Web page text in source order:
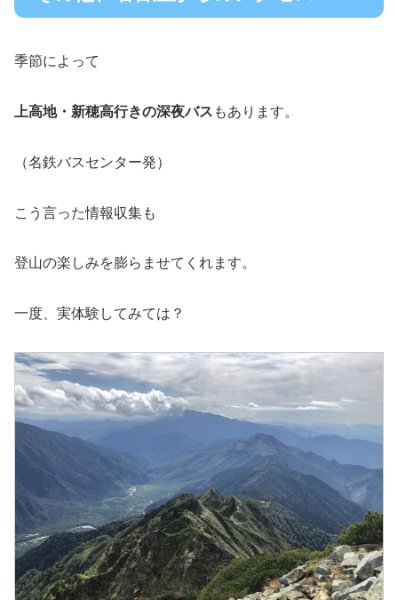
季節によって
上高地・新穂高行きの深夜バス もあります。
（名鉄バスセンター発）
こう言った情報収集も
登山の楽しみを膨らませてくれます。
一度、実体験してみては？